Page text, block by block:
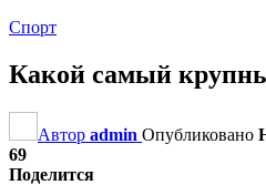
Спорт
Какой самый
Автор admin Опубликовано
69
Поделится